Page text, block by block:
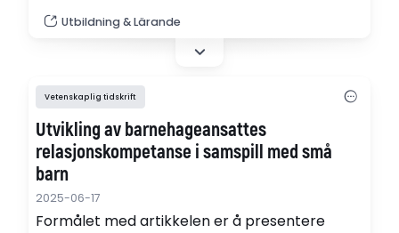
to discuss how special educators –
“speciallärare” (SL) and “specialpedagoger”
working with their students’ peer relationships
and with the students’ parents. The article
presents an…
Utbildning & Lärande
Vetenskaplig tidskrift
Utvikling av barnehageansattes
relasjonskompetanse i samspill med små
barn
2025-06-17
Formålet med artikkelen er å presentere